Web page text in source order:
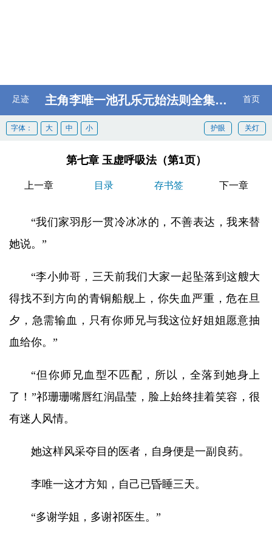
足迹 主角李唯一池孔乐元始法则全集阅读 首页
关灯
护眼
字体： 大 中 小
第七章 玉虚呼吸法（第1页）
上一章 目录 存书签 下一章
“我们家羽彤一贯冷冰冰的，不善表达，我来替
她说。”
“李小帅哥，三天前我们大家一起坠落到这艘大
得找不到方向的青铜船舰上，你失血严重，危在旦
夕，急需输血，只有你师兄与我这位好姐姐愿意抽
血给你。”
“但你师兄血型不匹配，所以，全落到她身上
了！”祁珊珊嘴唇红润晶莹，脸上始终挂着笑容，很
有迷人风情。
她这样风采夺目的医者，自身便是一副良药。
李唯一这才方知，自己已昏睡三天。
“多谢学姐，多谢祁医生。”